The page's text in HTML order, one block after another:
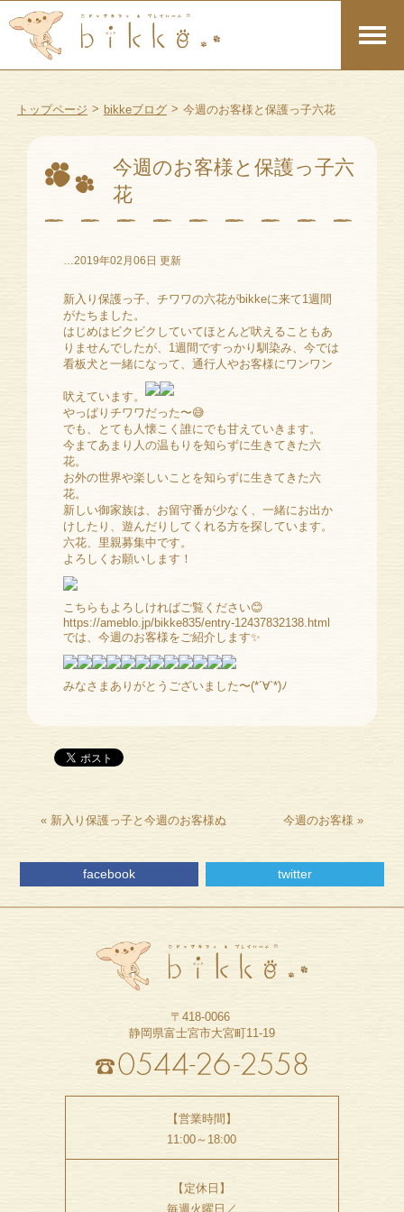
トップページ > bikkeブログ > 今週のお客様と保護っ子六花
今週のお客様と保護っ子六
花
…2019年02月06日 更新
新入り保護っ子、チワワの六花がbikkeに来て1週間
がたちました。
はじめはビクビクしていてほとんど吠えることもあ
りませんでしたが、1週間ですっかり馴染み、今では
看板犬と一緒になって、通行人やお客様にワンワン
吠えています。
やっぱりチワワだった〜😅
でも、とても人懐こく誰にでも甘えていきます。
今まてあまり人の温もりを知らずに生きてきた六
花。
お外の世界や楽しいことを知らずに生きてきた六
花。
新しい御家族は、お留守番が少なく、一緒にお出か
けしたり、遊んだりしてくれる方を探しています。
六花、里親募集中です。
よろしくお願いします！
こちらもよろしければご覧ください😊
https://ameblo.jp/bikke835/entry-12437832138.html
では、今週のお客様をご紹介します✨
みなさまありがとうございました〜(*´∀`*)ﾉ
«新入り保護っ子と今週のお客様ぬ 今週のお客様 »
facebook twitter
〒418-0066
静岡県富士宮市大宮町11-19
【営業時間】
11:00～18:00
【定休日】
毎週火曜日／